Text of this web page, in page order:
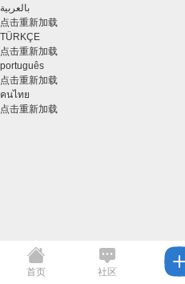
بالعربية
点击重新加载
TÜRKÇE
点击重新加载
português
点击重新加载
คนไทย
点击重新加载
首页 社区